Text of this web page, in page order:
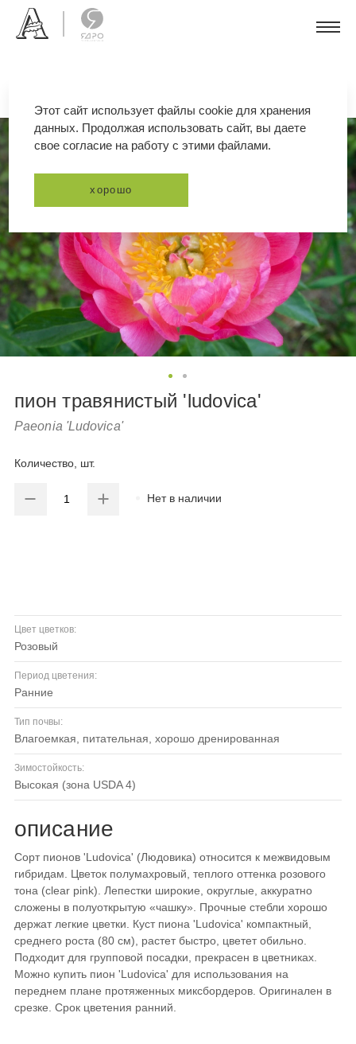
пион травянистый 'ludovica'
Paeonia 'Ludovica'
Количество, шт.
Нет в наличии
Цвет цветков:
розовый
Период цветения:
ранние
Тип почвы:
влагоемкая, питательная, хорошо дренированная
Зимостойкость:
высокая (зона USDA 4)
описание
Сорт пионов 'Ludovica' (Людовика) относится к межвидовым
гибридам. Цветок полумахровый, теплого оттенка розового
тона (clear pink). Лепестки широкие, округлые, аккуратно
сложены в полуоткрытую «чашку». Прочные стебли хорошо
держат легкие цветки. Куст пиона 'Ludovica' компактный,
среднего роста (80 см), растет быстро, цветет обильно.
Подходит для групповой посадки, прекрасен в цветниках.
Можно купить пион 'Ludovica' для использования на
переднем плане протяженных миксбордеров. Оригинален в
срезке. Срок цветения ранний.
Этот сайт использует файлы cookie для хранения
данных. Продолжая использовать сайт, вы даете
свое согласие на работу с этими файлами.
хорошо